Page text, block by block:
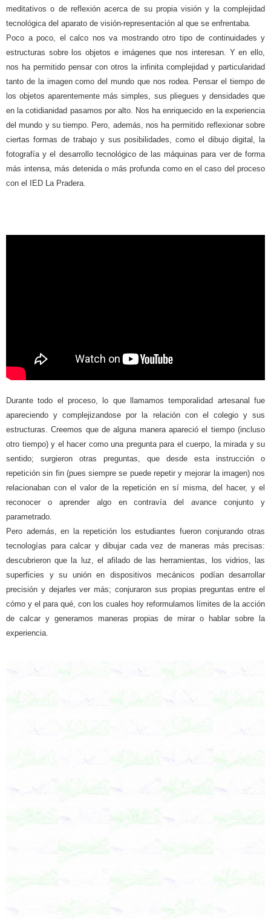
meditativos o de reflexión acerca de su propia visión y la complejidad
tecnológica del aparato de visión-representación al que se enfrentaba.
Poco a poco, el calco nos va mostrando otro tipo de continuidades y
estructuras sobre los objetos e imágenes que nos interesan. Y en ello,
nos ha permitido pensar con otros la infinita complejidad y particularidad
tanto de la imagen como del mundo que nos rodea. Pensar el tiempo de
los objetos aparentemente más simples, sus pliegues y densidades que
en la cotidianidad pasamos por alto. Nos ha enriquecido en la experiencia
del mundo y su tiempo. Pero, además, nos ha permitido reflexionar sobre
ciertas formas de trabajo y sus posibilidades, como el dibujo digital, la
fotografía y el desarrollo tecnológico de las máquinas para ver de forma
más intensa, más detenida o más profunda como en el caso del proceso
con el IED La Pradera.
Durante todo el proceso, lo que llamamos temporalidad artesanal fue
apareciendo y complejizandose por la relación con el colegio y sus
estructuras. Creemos que de alguna manera apareció el tiempo (incluso
otro tiempo) y el hacer como una pregunta para el cuerpo, la mirada y su
sentido; surgieron otras preguntas, que desde esta instrucción o
repetición sin fin (pues siempre se puede repetir y mejorar la imagen) nos
relacionaban con el valor de la repetición en sí misma, del hacer, y el
reconocer o aprender algo en contravía del avance conjunto y
parametrado.
Pero además, en la repetición los estudiantes fueron conjurando otras
tecnologías para calcar y dibujar cada vez de maneras más precisas:
descubrieron que la luz, el afilado de las herramientas, los vidrios, las
superficies y su unión en dispositivos mecánicos podían desarrollar
precisión y dejarles ver más; conjuraron sus propias preguntas entre el
cómo y el para qué, con los cuales hoy reformulamos límites de la acción
de calcar y generamos maneras propias de mirar o hablar sobre la
experiencia.